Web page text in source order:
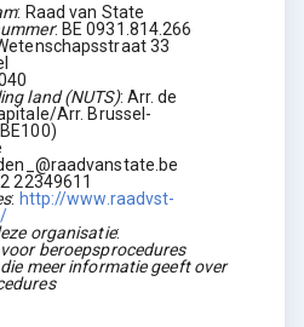
: Raad van State
: BE 0931.814.266
33
land (NUTS): Arr. de
Arr. Brussel-
BE100)
22349611
: http://www.raadvst-
organisatie:
beroepsprocedures
meer informatie geeft over